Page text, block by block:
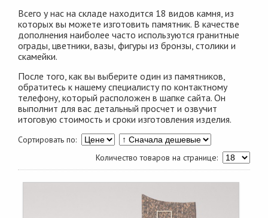
Всего у нас на складе находится 18 видов камня, из
которых вы можете изготовить памятник. В качестве
дополнения наиболее часто используются гранитные
ограды, цветники, вазы, фигуры из бронзы, столики и
скамейки.
После того, как вы выберите один из памятников,
обратитесь к нашему специалисту по контактному
телефону, который расположен в шапке сайта. Он
выполнит для вас детальный просчет и озвучит
итоговую стоимость и сроки изготовления изделия.
Сортировать по:
Количество товаров на странице: